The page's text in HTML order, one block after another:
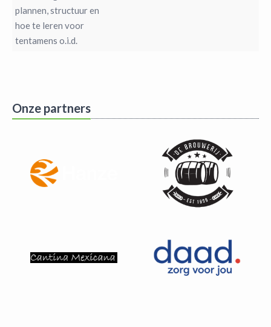
plannen, structuur en
hoe te leren voor
tentamens o.i.d.
Onze partners